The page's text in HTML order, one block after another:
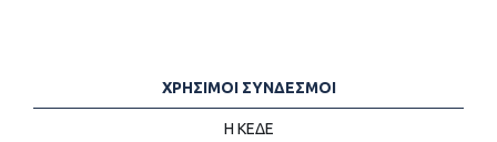
ΧΡΗΣΙΜΟΙ ΣΥΝΔΕΣΜΟΙ
Η ΚΕΔΕ